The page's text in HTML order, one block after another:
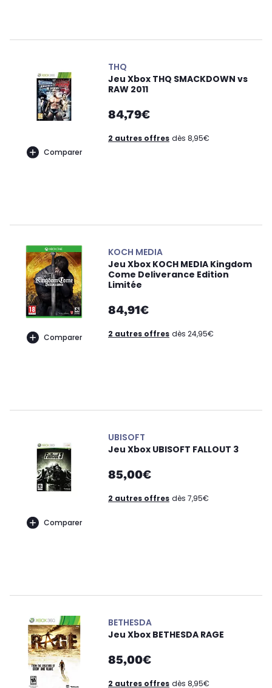
Comparer
THQ
Jeu Xbox THQ SMACKDOWN vs
RAW 2011
84,79€
2 autres offres dès 8,95€
Comparer
KOCH MEDIA
Jeu Xbox KOCH MEDIA Kingdom
Come Deliverance Edition
Limitée
84,91€
2 autres offres dès 24,95€
Comparer
UBISOFT
Jeu Xbox UBISOFT FALLOUT 3
85,00€
2 autres offres dès 7,95€
BETHESDA
Jeu Xbox BETHESDA RAGE
85,00€
2 autres offres dès 8,95€